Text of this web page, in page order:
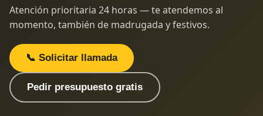
Atención prioritaria 24 horas — te atendemos al
momento, también de madrugada y festivos.
📞 Solicitar llamada
Pedir presupuesto gratis